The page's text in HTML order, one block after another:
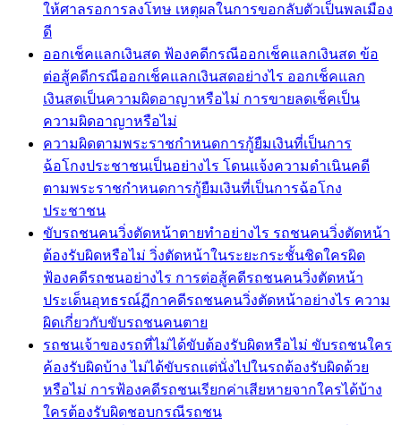
ให้ศาลรอการลงโทษ เหตุผลในการขอกลับตัวเป็นพลเมือง
ดี
ออกเช็คแลกเงินสด ฟ้องคดีกรณีออกเช็คแลกเงินสด ข้อ
ต่อสู้คดีกรณีออกเช็คแลกเงินสดอย่างไร ออกเช็คแลก
เงินสดเป็นความผิดอาญาหรือไม่ การขายลดเช็คเป็น
ความผิดอาญาหรือไม่
ความผิดตามพระราชกำหนดการกู้ยืมเงินที่เป็นการ
ฉ้อโกงประชาชนเป็นอย่างไร โดนแจ้งความดำเนินคดี
ตามพระราชกำหนดการกู้ยืมเงินที่เป็นการฉ้อโกง
ประชาชน
ขับรถชนคนวิ่งตัดหน้าตายทำอย่างไร รถชนคนวิ่งตัดหน้า
ต้องรับผิดหรือไม่ วิ่งตัดหน้าในระยะกระชั้นชิดใครผิด
ฟ้องคดีรถชนอย่างไร การต่อสู้คดีรถชนคนวิ่งตัดหน้า
ประเด็นอุทธรณ์ฏีกาคดีรถชนคนวิ่งตัดหน้าอย่างไร ความ
ผิดเกี่ยวกับขับรถชนคนตาย
รถชนเจ้าของรถที่ไม่ได้ขับต้องรับผิดหรือไม่ ขับรถชนใคร
ค้องรับผิดบ้าง ไม่ได้ขับรถแต่นั่งไปในรถต้องรับผิดด้วย
หรือไม่ การฟ้องคดีรถชนเรียกค่าเสียหายจากใครได้บ้าง
ใครต้องรับผิดชอบกรณีรถชน